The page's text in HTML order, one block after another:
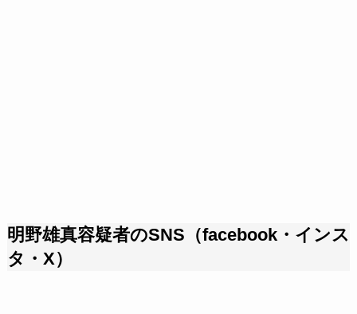
明野雄真容疑者のSNS（facebook・インス
タ・X）